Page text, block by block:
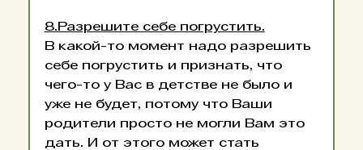
8.Разрешите себе погрустить.
В какой-то момент надо разрешить
себе погрустить и признать, что
чего-то у Вас в детстве не было и
уже не будет, потому что Ваши
родители просто не могли Вам это
дать. И от этого может стать